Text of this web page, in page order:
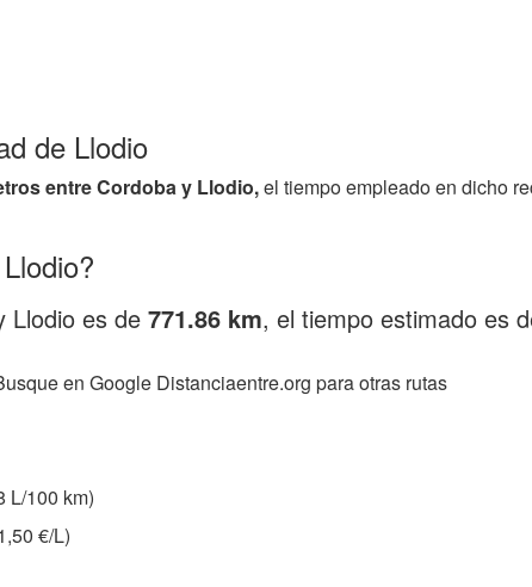
de Llodio
entre Cordoba y Llodio,el tiempo empleado en dicho
Llodio es de 771.86 km, el tiempo estimado es
en Google Distanciaentre.org para otras rutas
L/100 km)
€/L)